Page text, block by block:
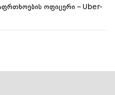
ოფიცერი – Uber-